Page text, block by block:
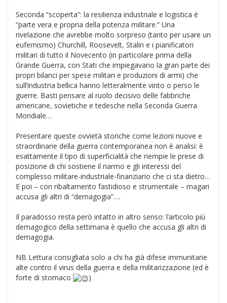
Seconda “scoperta”: la resilienza industriale e logistica è
“parte vera e propria della potenza militare.” Una
rivelazione che avrebbe molto sorpreso (tanto per usare un
eufemismo) Churchill, Roosevelt, Stalin e i pianificatori
militari di tutto il Novecento (in particolare prima della
Grande Guerra, con Stati che impiegavano la gran parte dei
propri bilanci per spese militari e produzioni di armi) che
sull’industria bellica hanno letteralmente vinto o perso le
guerre. Basti pensare al ruolo decisivo delle fabbriche
americane, sovietiche e tedesche nella Seconda Guerra
Mondiale…
Presentare queste ovvietà storiche come lezioni nuove e
straordinarie della guerra contemporanea non è analisi: è
esattamente il tipo di superficialità che riempie le prese di
posizione di chi sostiene il riarmo e gli interessi del
complesso militare-industriale-finanziario che ci sta dietro…
E poi – con ribaltamento fastidioso e strumentale – magari
accusa gli altri di “demagogia”….
Il paradosso resta però intatto in altro senso: l’articolo più
demagogico della settimana è quello che accusa gli altri di
demagogia.
NB Lettura consigliata solo a chi ha già difese immunitarie
alte contro il virus della guerra e della militarizzazione (ed è
forte di stomaco
)